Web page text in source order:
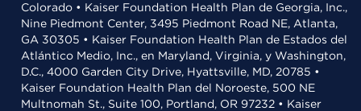
Colorado • Kaiser Foundation Health Plan de Georgia, Inc.,
Nine Piedmont Center, 3495 Piedmont Road NE, Atlanta,
GA 30305 • Kaiser Foundation Health Plan de Estados del
Atlántico Medio, Inc., en Maryland, Virginia, y Washington,
D.C., 4000 Garden City Drive, Hyattsville, MD, 20785 •
Kaiser Foundation Health Plan del Noroeste, 500 NE
Multnomah St., Suite 100, Portland, OR 97232 • Kaiser